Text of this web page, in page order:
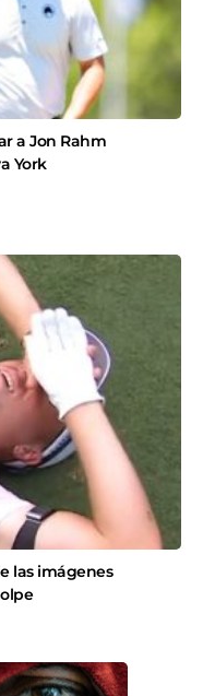
a Jon Rahm
York
las imágenes